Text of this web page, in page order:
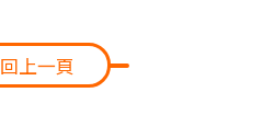
回上一頁